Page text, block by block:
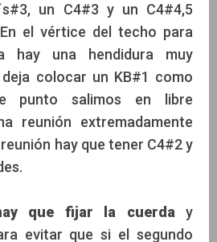
un C4#3 y un C4#4,5
el vértice del techo para
hay una hendidura muy
colocar un KB#1 como
punto salimos en libre
reunión extremadamente
hay que tener C4#2 y
que fijar la cuerda y
evitar que si el segundo